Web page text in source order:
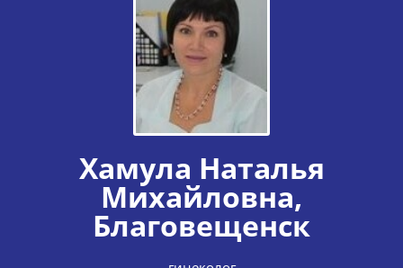
Хамула Наталья
Михайловна,
Благовещенск